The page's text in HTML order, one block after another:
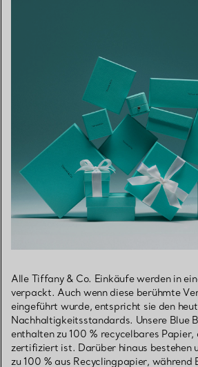
Alle Tiffany & Co. Einkäufe werden in
verpackt. Auch wenn diese berühmte
eingeführt wurde, entspricht sie den
Nachhaltigkeitsstandards. Unsere Blue
enthalten zu 100 % recycelbares Papier,
zertifiziert ist. Darüber hinaus bestehen
zu 100 % aus Recyclingpapier, während